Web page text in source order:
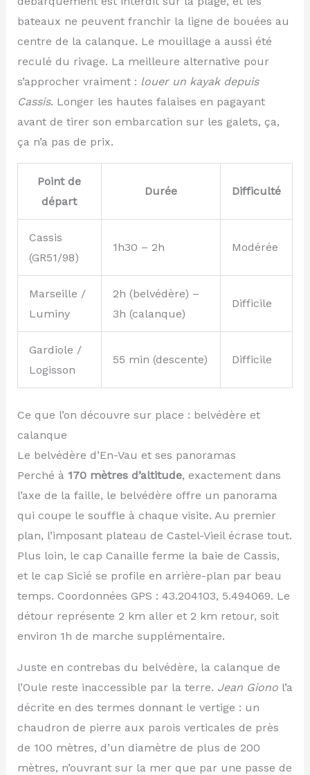
bateaux ne peuvent franchir la ligne de bouées au
centre de la calanque. Le mouillage a aussi été
reculé du rivage. La meilleure alternative pour
s’approcher vraiment : louer un kayak depuis
Cassis. Longer les hautes falaises en pagayant
avant de tirer son embarcation sur les galets, ça,
ça n’a pas de prix.
Point de
départ
Durée Difficulté
Cassis
(GR51/98)
1h30 – 2h Modérée
Marseille /
Luminy
2h (belvédère) –
3h (calanque)
Difficile
Gardiole /
Logisson
55 min (descente) Difficile
Ce que l’on découvre sur place : belvédère et
calanque
Le belvédère d’En-Vau et ses panoramas
Perché à 170 mètres d’altitude, exactement dans
l’axe de la faille, le belvédère offre un panorama
qui coupe le souffle à chaque visite. Au premier
plan, l’imposant plateau de Castel-Vieil écrase tout.
Plus loin, le cap Canaille ferme la baie de Cassis,
et le cap Sicié se profile en arrière-plan par beau
temps. Coordonnées GPS : 43.204103, 5.494069. Le
détour représente 2 km aller et 2 km retour, soit
environ 1h de marche supplémentaire.
Juste en contrebas du belvédère, la calanque de
l’Oule reste inaccessible par la terre. Jean Gionol’a
décrite en des termes donnant le vertige : un
chaudron de pierre aux parois verticales de près
de 100 mètres, d’un diamètre de plus de 200
mètres, n’ouvrant sur la mer que par une passe de